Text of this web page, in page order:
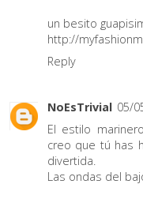
un besito
http://
Reply
NoEsTrivial 05/
El estilo
creo que tú has
divertida.
Las ondas del